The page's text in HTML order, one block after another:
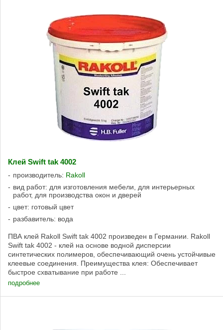
Клей Swift tak 4002
производитель: Rakoll
вид работ: для изготовления мебели, для интерьерных
работ, для производства окон и дверей
цвет: готовый цвет
разбавитель: вода
ПВА клей Rakoll Swift tak 4002 произведен в Германии. Rakoll
Swift tak 4002 - клей на основе водной дисперсии
синтетических полимеров, обеспечивающий очень устойчивые
клеевые соединения. Преимущества клея: Обеспечивает
быстрое схватывание при работе ...
подробнее